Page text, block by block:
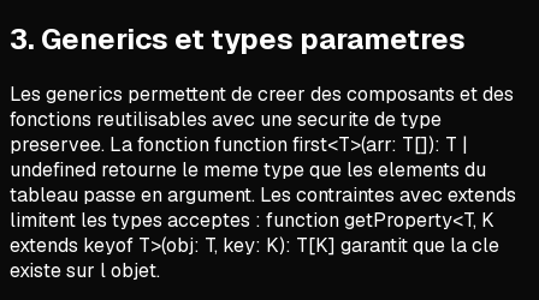
3. Generics et types parametres
Les generics permettent de creer des composants et des
fonctions reutilisables avec une securite de type
preservee. La fonction function first<T>(arr: T[]): T |
undefined retourne le meme type que les elements du
tableau passe en argument. Les contraintes avec extends
limitent les types acceptes : function getProperty<T, K
extends keyof T>(obj: T, key: K): T[K] garantit que la cle
existe sur l objet.